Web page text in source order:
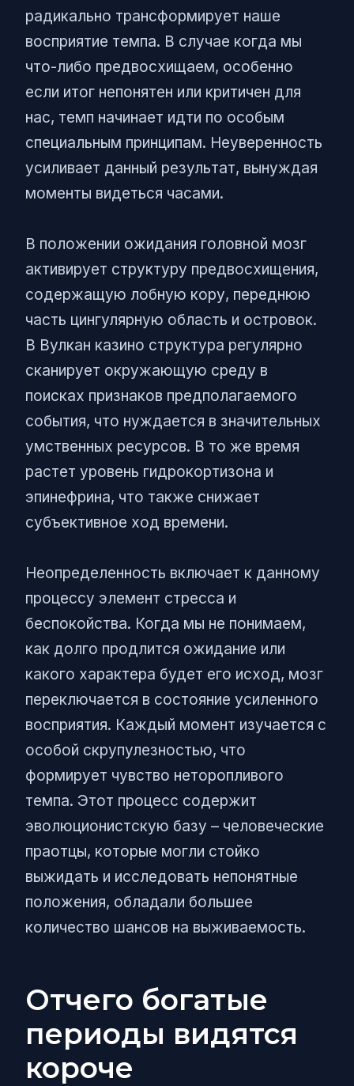
радикально трансформирует наше
восприятие темпа. В случае когда мы
что-либо предвосхищаем, особенно
если итог непонятен или критичен для
нас, темп начинает идти по особым
специальным принципам. Неуверенность
усиливает данный результат, вынуждая
моменты видеться часами.
В положении ожидания головной мозг
активирует структуру предвосхищения,
содержащую лобную кору, переднюю
часть цингулярную область и островок.
В Вулкан казино структура регулярно
сканирует окружающую среду в
поисках признаков предполагаемого
события, что нуждается в значительных
умственных ресурсов. В то же время
растет уровень гидрокортизона и
эпинефрина, что также снижает
субъективное ход времени.
Неопределенность включает к данному
процессу элемент стресса и
беспокойства. Когда мы не понимаем,
как долго продлится ожидание или
какого характера будет его исход, мозг
переключается в состояние усиленного
восприятия. Каждый момент изучается с
особой скрупулезностью, что
формирует чувство неторопливого
темпа. Этот процесс содержит
эволюционистскую базу – человеческие
праотцы, которые могли стойко
выжидать и исследовать непонятные
положения, обладали большее
количество шансов на выживаемость.
Отчего богатые
периоды видятся
короче